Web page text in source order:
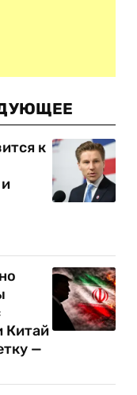
к
Китай
—